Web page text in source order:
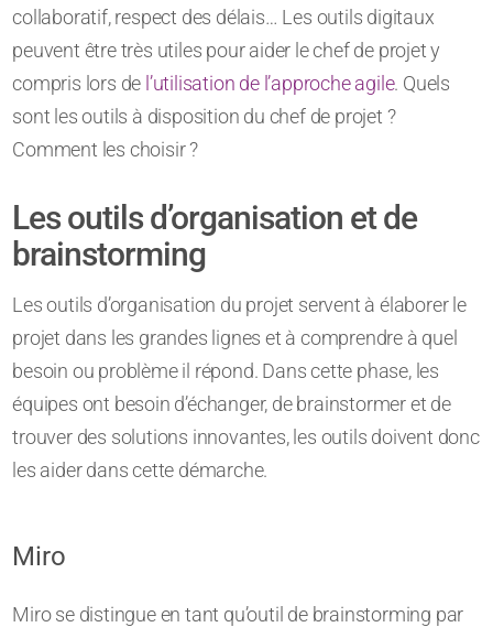
collaboratif, respect des délais… Les outils digitaux
peuvent être très utiles pour aider le chef de projet y
compris lors de l’utilisation de l’approche agile. Quels
sont les outils à disposition du chef de projet ?
Comment les choisir ?
Les outils d’organisation et de
brainstorming
Les outils d’organisation du projet servent à élaborer le
projet dans les grandes lignes et à comprendre à quel
besoin ou problème il répond. Dans cette phase, les
équipes ont besoin d’échanger, de brainstormer et de
trouver des solutions innovantes, les outils doivent donc
les aider dans cette démarche.
Miro
Miro se distingue en tant qu’outil de brainstorming par